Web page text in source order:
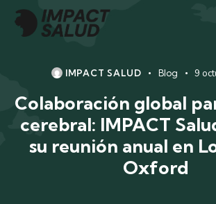
IMPACT SALUD Blog 9
Colaboración global
cerebral: IMPACT
su reunión anual en
Oxford